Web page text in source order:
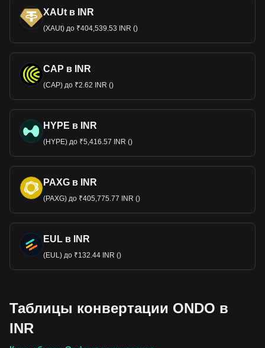
XAUt в INR
(XAUt) до ₹404,539.53 INR ()
CAP в INR
(CAP) до ₹2.62 INR ()
HYPE в INR
(HYPE) до ₹5,416.57 INR ()
PAXG в INR
(PAXG) до ₹405,775.77 INR ()
EUL в INR
(EUL) до ₹132.44 INR ()
Таблицы конвертации ONDO в
INR